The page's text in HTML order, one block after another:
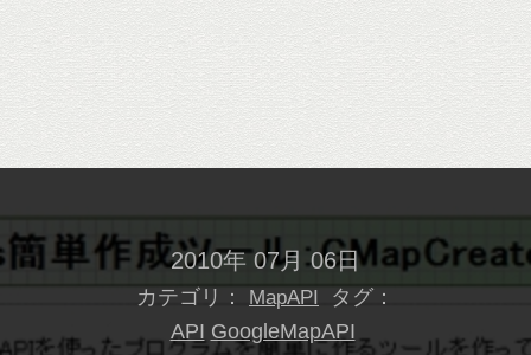
2010年 07月 06日
カテゴリ： MapAPI
タグ：
API GoogleMapAPI